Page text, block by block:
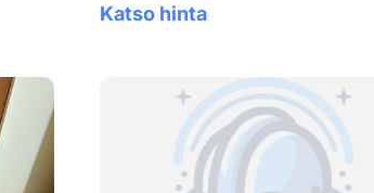
Katso hinta